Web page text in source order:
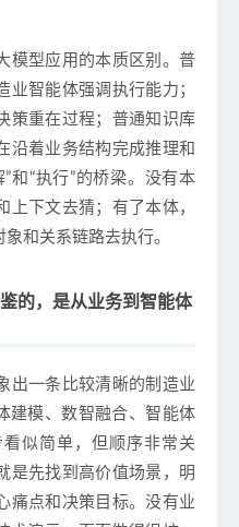
模型应用的本质区别。普
业智能体强调执行能力；
策重在过程；普通知识库
沿着业务结构完成推理和
和“执行”的桥梁。没有本
上下文去猜；有了本体，
和关系链路去执行。
的，是从业务到智能体
出一条比较清晰的制造业
建模、数智融合、智能体
似简单，但顺序非常关
是先找到高价值场景，明
痛点和决策目标。没有业